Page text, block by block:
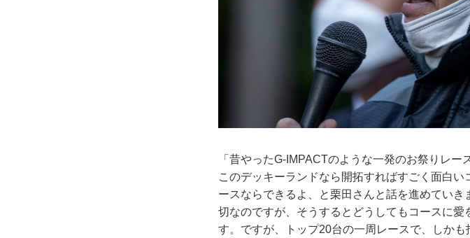
「昔やったG-IMPACTのような一発のお祭りレ
このデッキーランドなら開拓すればすごく面白
ースならできるよ、と栗田さんと話を進めてい
切なのですが、そうするとどうしてもコースに
す。ですが、トップ20台の一周レースで、しか